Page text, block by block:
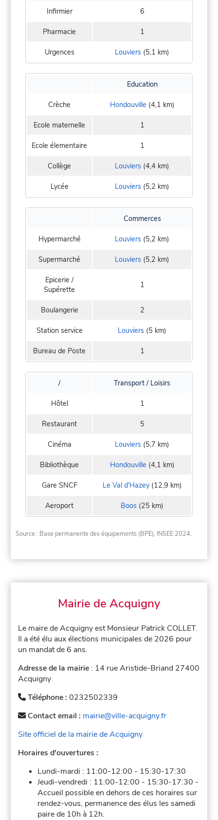
Infirmier 6
Pharmacie 1
Urgences Louviers (5,1 km)
Education
Crèche Hondouville (4,1 km)
Ecole maternelle 1
Ecole élementaire 1
Collège Louviers (4,4 km)
Lycée Louviers (5,2 km)
Commerces
Hypermarché Louviers (5,2 km)
Supermarché Louviers (5,2 km)
Epicerie /
Supérette
1
Boulangerie 2
Station service Louviers (5 km)
Bureau de Poste 1
/ Transport / Loisirs
Hôtel 1
Restaurant 5
Cinéma Louviers (5,7 km)
Bibliothèque Hondouville (4,1 km)
Gare SNCF Le Val d'Hazey(12,9 km)
Aeroport Boos (25 km)
Source : Base permanente des équipements (BPE), INSEE 2024.
Mairie de Acquigny
Le maire de Acquigny est Monsieur Patrick COLLET.
Il a été élu aux élections municipales de 2026 pour
un mandat de 6 ans.
Adresse de la mairie : 14 rue Aristide-Briand 27400
Acquigny
Téléphone :0232502339
Contact email : mairie@ville-acquigny.fr
Site officiel de la mairie de Acquigny
Horaires d'ouvertures :
Lundi-mardi : 11:00-12:00 - 15:30-17:30
Jeudi-vendredi : 11:00-12:00 - 15:30-17:30 -
Accueil possible en dehors de ces horaires sur
rendez-vous, permanence des élus les samedi
paire de 10h à 12h.